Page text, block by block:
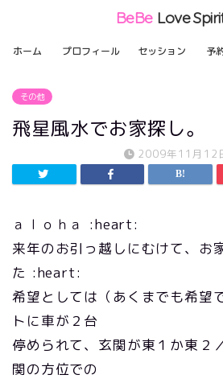
BeBe Love
ホーム プロフィール セッション 予
その他
飛星風水でお家探し。
2009年11月12
ａｌｏｈａ :heart:
来年のお引っ越しにむけて、お
た :heart:
希望としては（あくまでも希望
トに車が２台
停められて、玄関が東１か東２
関の方位での